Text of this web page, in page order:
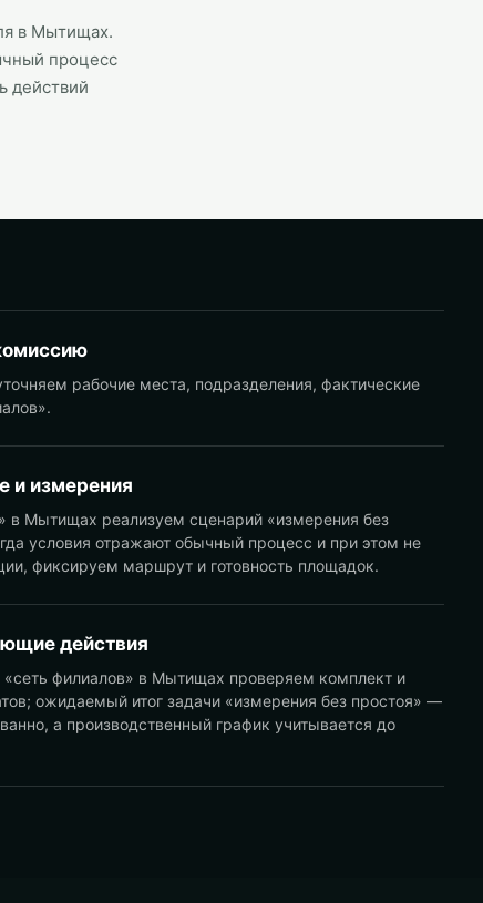
в Мытищах.
процесс
действий
рабочие места, подразделения, фактические
и измерения
в Мытищах реализуем сценарий «измерения без
условия отражают обычный процесс и при этом не
фиксируем маршрут и готовность площадок.
действия
филиалов» в Мытищах проверяем комплект и
ожидаемый итог задачи «измерения без простоя» —
а производственный график учитывается до